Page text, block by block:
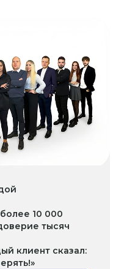
10 000
тысяч
клиент сказал: